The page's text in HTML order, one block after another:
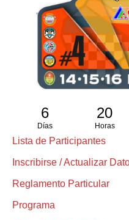
6
Días
20
Horas
Lista de Participantes
Inscribirse / Actualizar
Reglamento Particular
Programa